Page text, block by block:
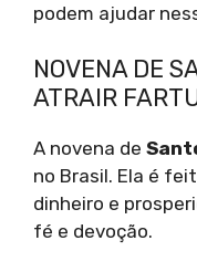
podem ajudar
NOVENA DE
ATRAIR
A novena de
no Brasil. Ela é
dinheiro e
fé e devoção.